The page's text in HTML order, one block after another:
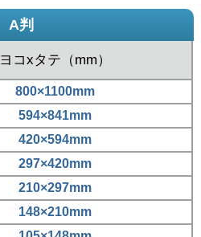
A判
ヨコxタテ（mm）
800×1100mm
594×841mm
420×594mm
297×420mm
210×297mm
148×210mm